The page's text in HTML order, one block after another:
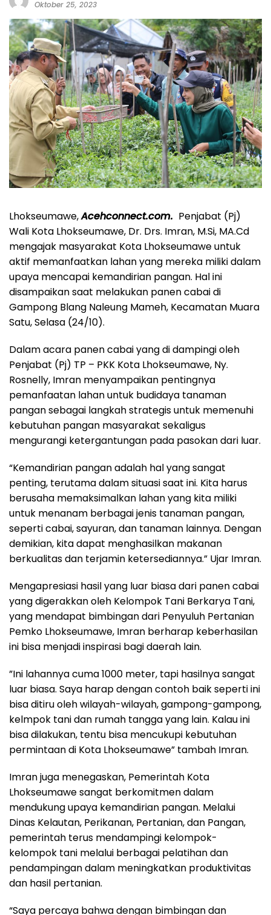
Oktober 25, 2023
Lhokseumawe,Acehconnect.com. Penjabat (Pj)
Wali Kota Lhokseumawe, Dr. Drs. Imran, M.Si, MA.Cd
mengajak masyarakat Kota Lhokseumawe untuk
aktif memanfaatkan lahan yang mereka miliki dalam
upaya mencapai kemandirian pangan. Hal ini
disampaikan saat melakukan panen cabai di
Gampong Blang Naleung Mameh, Kecamatan Muara
Satu, Selasa (24/10).
Dalam acara panen cabai yang di dampingi oleh
Penjabat (Pj) TP – PKK Kota Lhokseumawe, Ny.
Rosnelly, Imran menyampaikan pentingnya
pemanfaatan lahan untuk budidaya tanaman
pangan sebagai langkah strategis untuk memenuhi
kebutuhan pangan masyarakat sekaligus
mengurangi ketergantungan pada pasokan dari luar.
“Kemandirian pangan adalah hal yang sangat
penting, terutama dalam situasi saat ini. Kita harus
berusaha memaksimalkan lahan yang kita miliki
untuk menanam berbagai jenis tanaman pangan,
seperti cabai, sayuran, dan tanaman lainnya. Dengan
demikian, kita dapat menghasilkan makanan
berkualitas dan terjamin ketersediannya.” Ujar Imran.
Mengapresiasi hasil yang luar biasa dari panen cabai
yang digerakkan oleh Kelompok Tani Berkarya Tani,
yang mendapat bimbingan dari Penyuluh Pertanian
Pemko Lhokseumawe, Imran berharap keberhasilan
ini bisa menjadi inspirasi bagi daerah lain.
”Ini lahannya cuma 1000 meter, tapi hasilnya sangat
luar biasa. Saya harap dengan contoh baik seperti ini
bisa ditiru oleh wilayah-wilayah, gampong-gampong,
kelmpok tani dan rumah tangga yang lain. Kalau ini
bisa dilakukan, tentu bisa mencukupi kebutuhan
permintaan di Kota Lhokseumawe” tambah Imran.
Imran juga menegaskan, Pemerintah Kota
Lhokseumawe sangat berkomitmen dalam
mendukung upaya kemandirian pangan. Melalui
Dinas Kelautan, Perikanan, Pertanian, dan Pangan,
pemerintah terus mendampingi kelompok-
kelompok tani melalui berbagai pelatihan dan
pendampingan dalam meningkatkan produktivitas
dan hasil pertanian.
“Saya percaya bahwa dengan bimbingan dan